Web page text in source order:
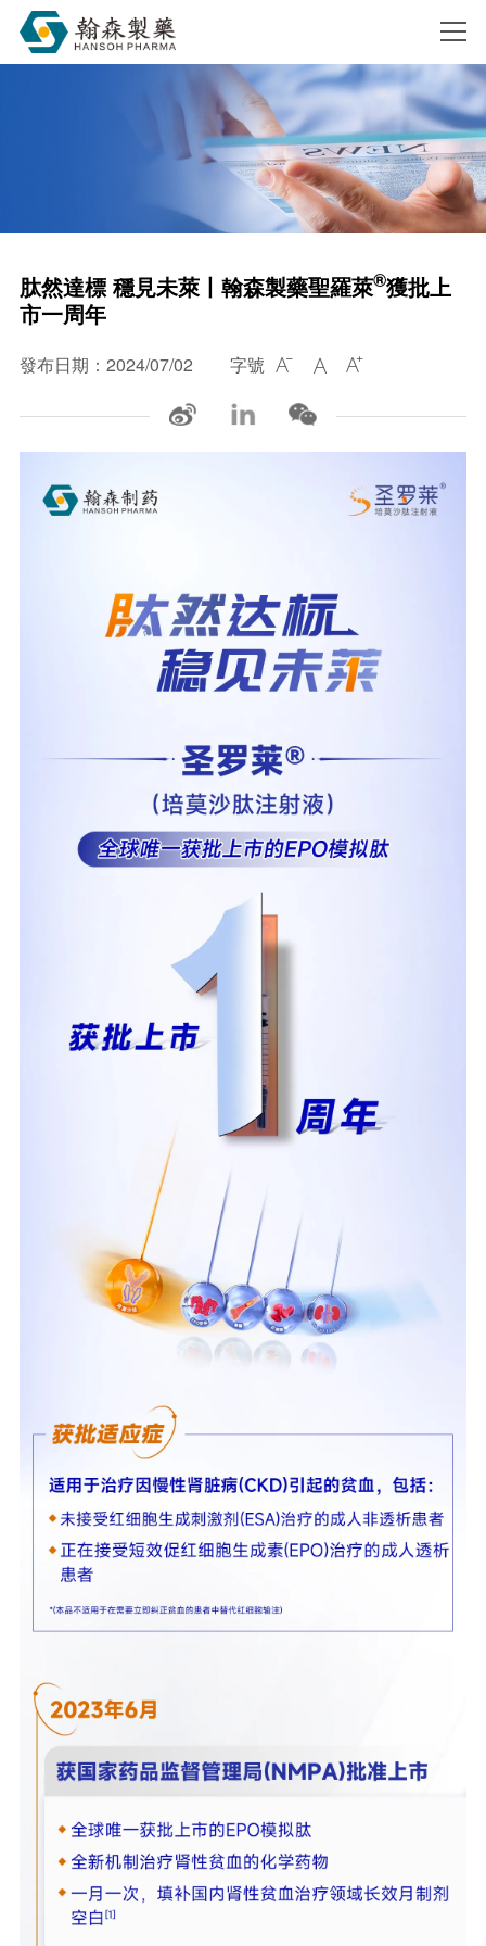
肽然達標 穩見未萊丨翰森製藥聖羅萊®獲批上
市一周年
發布日期：2024/07/02 字號   